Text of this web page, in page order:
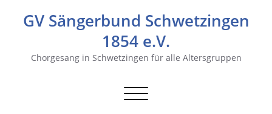
GV Sängerbund Schwetzingen
1854 e.V.
Chorgesang in Schwetzingen für alle Altersgruppen
Navigation